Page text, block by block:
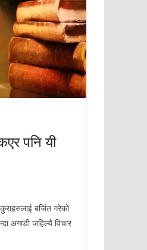
पनि यी
बर्जित गरेको
अगाडी जहिल्यै विचार